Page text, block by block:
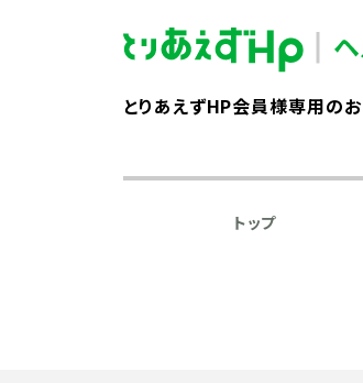
とりあえずHP会員様専用の
トップ